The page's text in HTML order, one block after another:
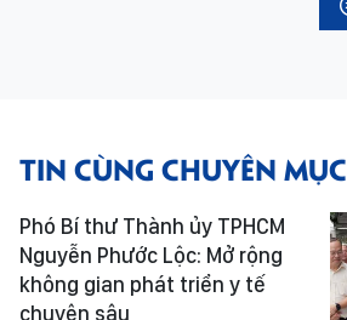
TIN CÙNG CHUYÊN MỤC
Phó Bí thư Thành ủy TPHCM
Nguyễn Phước Lộc: Mở rộng
không gian phát triển y tế
chuyên sâu